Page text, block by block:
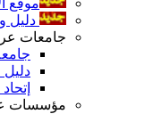
دليل
جامعات
دليل
مؤسسات